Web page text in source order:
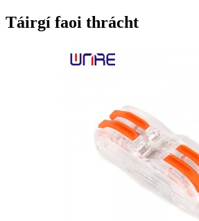
Táirgí faoi thrácht